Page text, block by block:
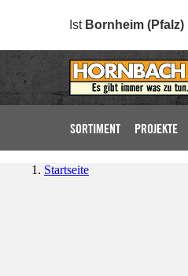
Ist Bornheim (Pfalz)
SORTIMENT PROJEKTE
Startseite